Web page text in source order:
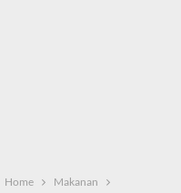
Home Makanan